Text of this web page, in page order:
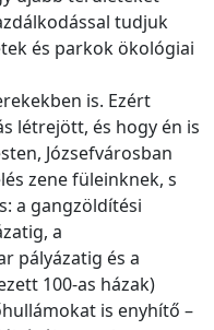
tudjuk
és parkok ökológiai
is. Ezért
létrejött, és hogy én is
Józsefvárosban
zene füleinknek, s
a gangzöldítési
a
pályázatig és a
100-as házak)
is enyhítő –